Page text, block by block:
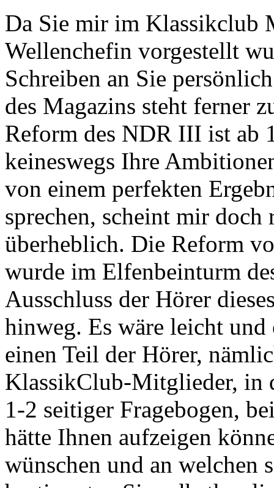
Da Sie mir im Klassikclub
Wellenchefin vorgestellt
Schreiben an Sie
des Magazins steht ferner
Reform des NDR III ist ab
keineswegs Ihre
von einem perfekten
sprechen, scheint mir
überheblich. Die Reform
wurde im Elfenbeinturm
Ausschluss der Hörer
hinweg. Es wäre leicht und
einen Teil der Hörer,
KlassikClub-Mitglieder, in
1-2 seitiger Fragebogen,
hätte Ihnen aufzeigen
wünschen und an welchen